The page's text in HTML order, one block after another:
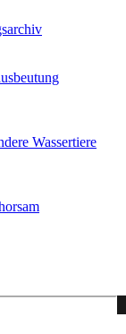
Wassertiere